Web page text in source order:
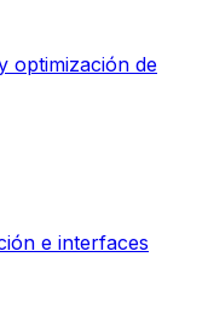
optimización de
e interfaces